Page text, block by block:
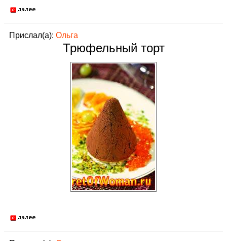
Прислал(а): Ольга
Трюфельный торт